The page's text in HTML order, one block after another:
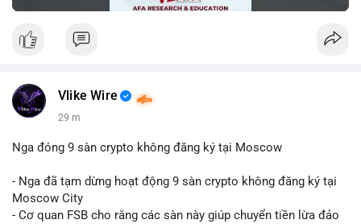
Vlike Wire
29 m
Nga đóng 9 sàn crypto không đăng ký tại Moscow
- Nga đã tạm dừng hoạt động 9 sàn crypto không đăng ký tại
Moscow City
- Cơ quan FSB cho rằng các sàn này giúp chuyển tiền lừa đảo